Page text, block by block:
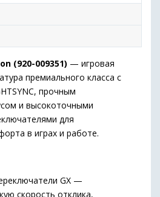
(920-009351) — игровая
премиального класса с
прочным
и высокоточными
для
в играх и работе.
GX —
скорость отклика,